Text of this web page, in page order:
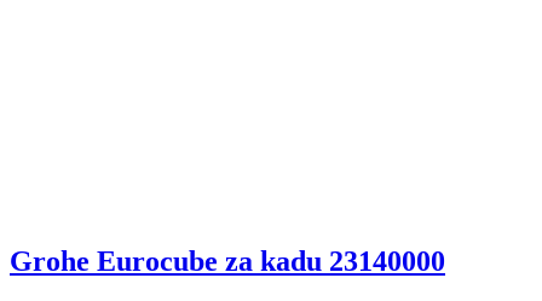
Grohe Eurocube za kadu 23140000